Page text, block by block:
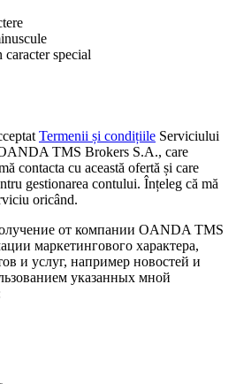
special
Termenii și condițiile Serviciului
TMS Brokers S.A., care
contacta cu această ofertă și care
gestionarea contului. Înțeleg că mă
oricând.
от компании OANDA TMS
маркетингового характера,
и услуг, например новостей и
указанных мной